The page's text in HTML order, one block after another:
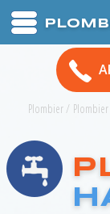
Plombier/